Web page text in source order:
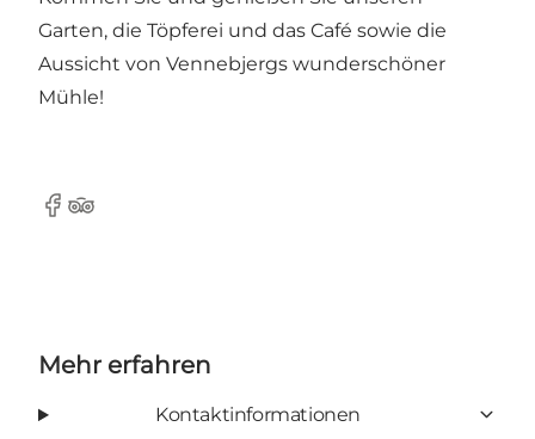
Garten, die Töpferei und das Café sowie die
Aussicht von Vennebjergs wunderschöner
Mühle!
Facebook
Tripadvisor
Mehr erfahren
Kontaktinformationen